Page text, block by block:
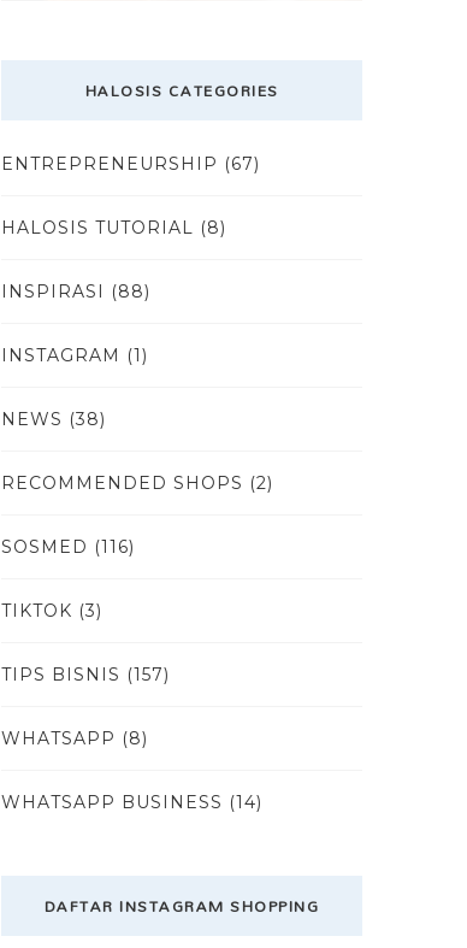
HALOSIS CATEGORIES
ENTREPRENEURSHIP (67)
HALOSIS TUTORIAL (8)
INSPIRASI (88)
INSTAGRAM (1)
NEWS (38)
RECOMMENDED SHOPS (2)
SOSMED (116)
TIKTOK (3)
TIPS BISNIS (157)
WHATSAPP (8)
WHATSAPP BUSINESS (14)
DAFTAR INSTAGRAM SHOPPING